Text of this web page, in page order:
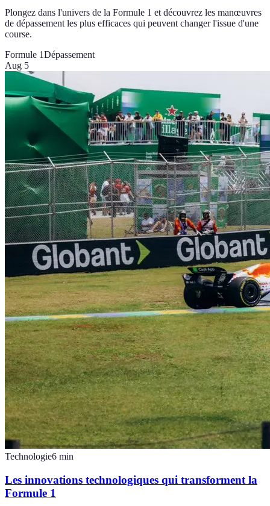
Plongez dans l'univers de la Formule 1 et découvrez les manœuvres
de dépassement les plus efficaces qui peuvent changer l'issue d'une
course.
Formule 1Dépassement
Aug 5
Technologie6 min
Les innovations technologiques qui transforment la
Formule 1